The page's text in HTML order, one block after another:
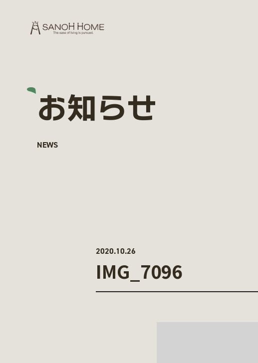
お知らせ
NEWS
2020.10.26
IMG_7096